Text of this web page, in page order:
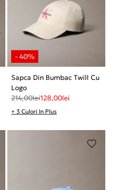
Sapca Din Bumbac Twill Cu
Logo
214,00lei128,00lei
+ 3 Culori In Plus